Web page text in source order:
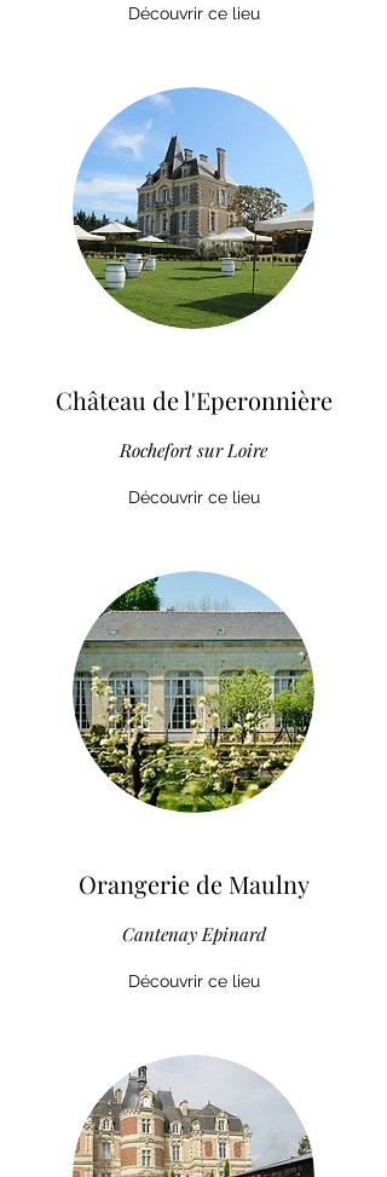
Découvrir ce lieu
Château de l'Eperonnière
Rochefort sur Loire
Découvrir ce lieu
Orangerie de Maulny
Cantenay Epinard
Découvrir ce lieu